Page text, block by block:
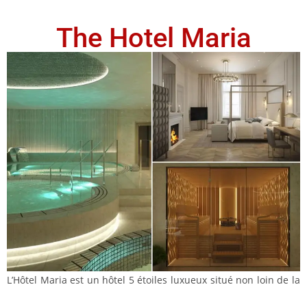
The Hotel Maria
L’Hôtel Maria est un hôtel 5 étoiles luxueux situé non loin de la